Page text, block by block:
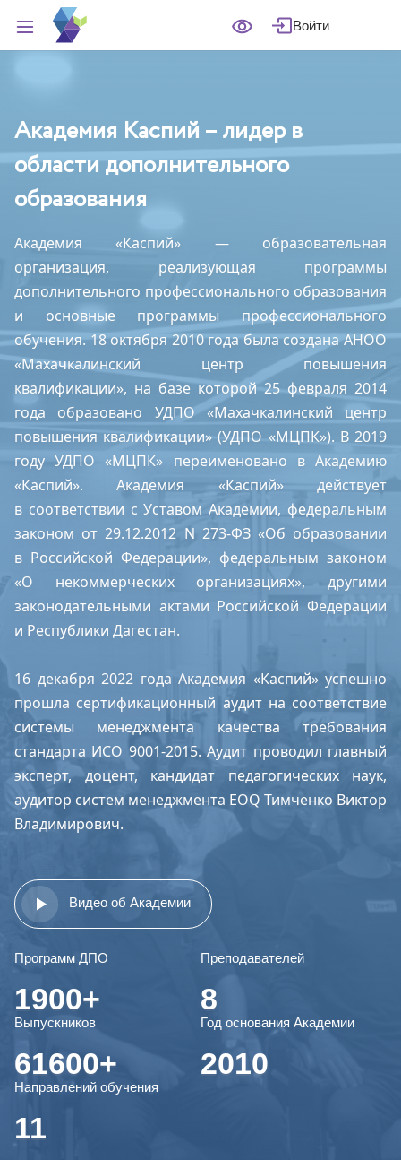
Войти
Академия Каспий – лидер в
области дополнительного
образования
Академия «Каспий» — образовательная
организация, реализующая программы
дополнительного профессионального образования
и основные программы профессионального
обучения. 18 октября 2010 года была создана АНОО
«Махачкалинский центр повышения
квалификации», на базе которой 25 февраля 2014
года образовано УДПО «Махачкалинский центр
повышения квалификации» (УДПО «МЦПК»). В 2019
году УДПО «МЦПК» переименовано в Академию
«Каспий». Академия «Каспий» действует
в соответствии с Уставом Академии, федеральным
законом от 29.12.2012 N 273-ФЗ «Об образовании
в Российской Федерации», федеральным законом
«О некоммерческих организациях», другими
законодательными актами Российской Федерации
и Республики Дагестан.
16 декабря 2022 года Академия «Каспий» успешно
прошла сертификационный аудит на соответствие
системы менеджмента качества требования
стандарта ИСО 9001-2015. Аудит проводил главный
эксперт, доцент, кандидат педагогических наук,
аудитор систем менеджмента EOQ Тимченко Виктор
Владимирович.
Видео об Академии
Программ ДПО
1900+
Преподавателей
8
Выпускников
61600+
Год основания Академии
2010
Направлений обучения
11